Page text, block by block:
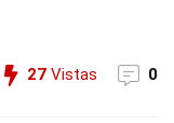
27 Vistas 0